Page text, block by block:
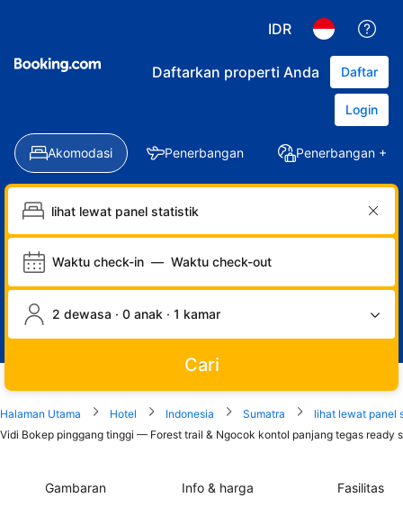
IDR
Daftarkan properti Anda Daftar
Login
Akomodasi Penerbangan Penerbangan +
Waktu check-in — Waktu check-out
2 dewasa · 0 anak · 1 kamar
Cari
Halaman Utama Hotel Indonesia Sumatra
lihat lewat panel
Vidi Bokep pinggang tinggi — Forest trail & Ngocok kontol panjang tegas ready
Gambaran Info & harga Fasilitas